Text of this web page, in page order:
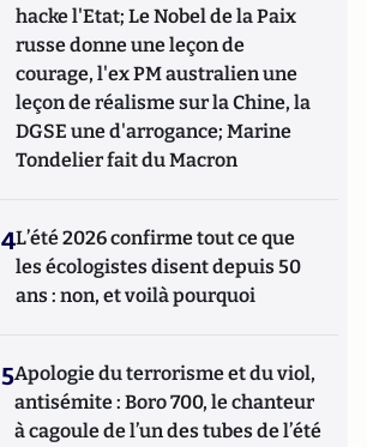
hacke l'Etat; Le Nobel de la Paix
russe donne une leçon de
courage, l'ex PM australien une
leçon de réalisme sur la Chine, la
DGSE une d'arrogance; Marine
Tondelier fait du Macron
4L’été 2026 confirme tout ce que
les écologistes disent depuis 50
ans : non, et voilà pourquoi
5Apologie du terrorisme et du viol,
antisémite : Boro 700, le chanteur
à cagoule de l’un des tubes de l’été